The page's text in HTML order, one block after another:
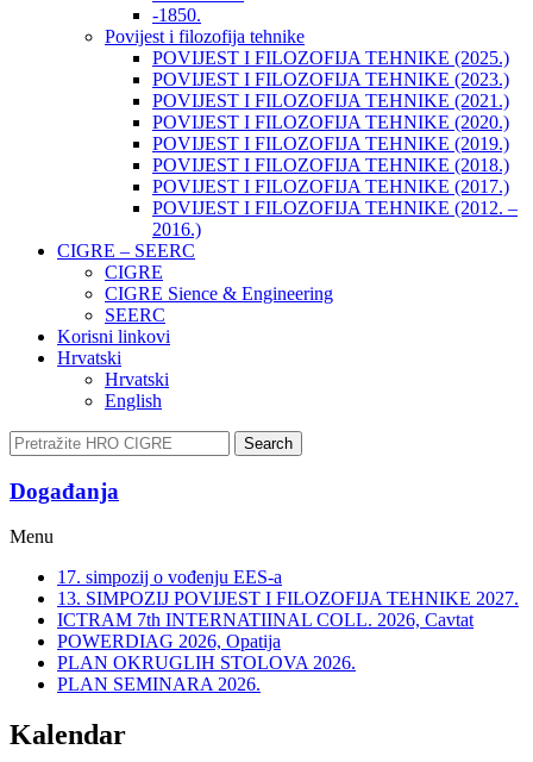
-1850.
Povijest i filozofija tehnike
POVIJEST I FILOZOFIJA TEHNIKE (2025.)
POVIJEST I FILOZOFIJA TEHNIKE (2023.)
POVIJEST I FILOZOFIJA TEHNIKE (2021.)
POVIJEST I FILOZOFIJA TEHNIKE (2020.)
POVIJEST I FILOZOFIJA TEHNIKE (2019.)
POVIJEST I FILOZOFIJA TEHNIKE (2018.)
POVIJEST I FILOZOFIJA TEHNIKE (2017.)
POVIJEST I FILOZOFIJA TEHNIKE (2012. –
2016.)
CIGRE – SEERC
CIGRE
CIGRE Sience & Engineering
SEERC
Korisni linkovi
Hrvatski
Hrvatski
English
Search
Događanja​
Menu
17. simpozij o vođenju EES-a
13. SIMPOZIJ POVIJEST I FILOZOFIJA TEHNIKE 2027.
ICTRAM 7th INTERNATIINAL COLL. 2026, Cavtat
POWERDIAG 2026, Opatija
PLAN OKRUGLIH STOLOVA 2026.
PLAN SEMINARA 2026.
Kalendar